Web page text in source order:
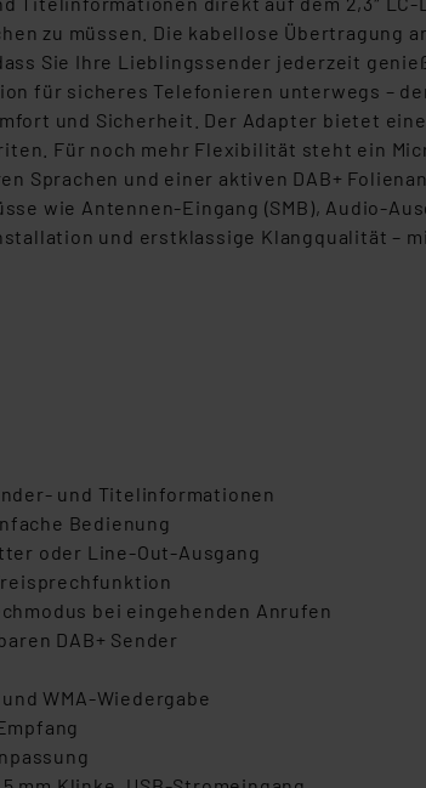
zu müssen. Die kabellose
Sie Ihre Lieblingssender jederzeit
für sicheres Telefonieren unterwegs –
und Sicherheit. Der Adapter bietet
Für noch mehr Flexibilität steht ein
Sprachen und einer aktiven DAB+
wie Antennen-Eingang (SMB), Audio-
und erstklassige Klangqualität –
und Titelinformationen
Bedienung
oder Line-Out-Ausgang
bei eingehenden Anrufen
DAB+ Sender
und WMA-Wiedergabe